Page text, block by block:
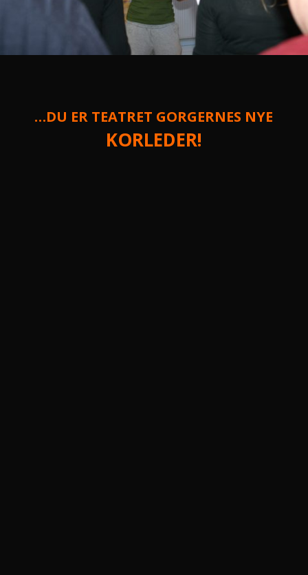
…DU ER TEATRET GORGERNES NYE
KORLEDER!